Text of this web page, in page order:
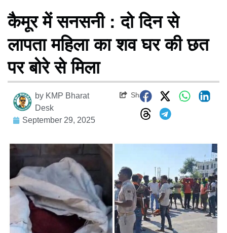
कैमूर में सनसनी : दो दिन से
लापता महिला का शव घर की छत
पर बोरे से मिला
by KMP Bharat
Desk
September 29, 2025
Share